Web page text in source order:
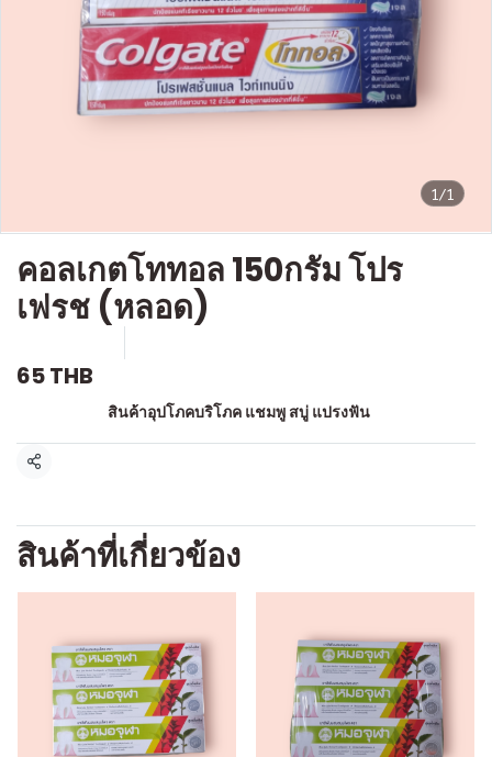
1/1
คอลเกตโททอล 150กรัม โปร
เฟรช (หลอด)
65 THB
สินค้าอุปโภคบริโภค แชมพู สบู่ แปรงฟัน
แชร์
สินค้าที่เกี่ยวข้อง